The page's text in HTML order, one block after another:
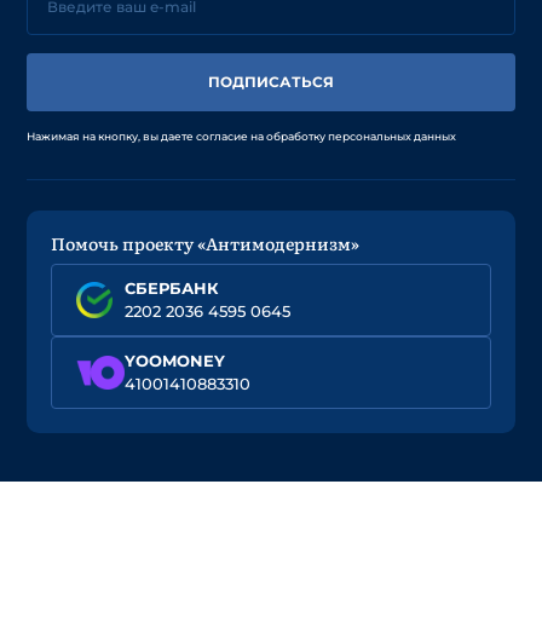
ПОДПИСАТЬСЯ
Нажимая на кнопку, вы даете согласие на обработку персональных данных
Помочь проекту «Антимодернизм»
СБЕРБАНК
2202 2036 4595 0645
YOOMONEY
41001410883310